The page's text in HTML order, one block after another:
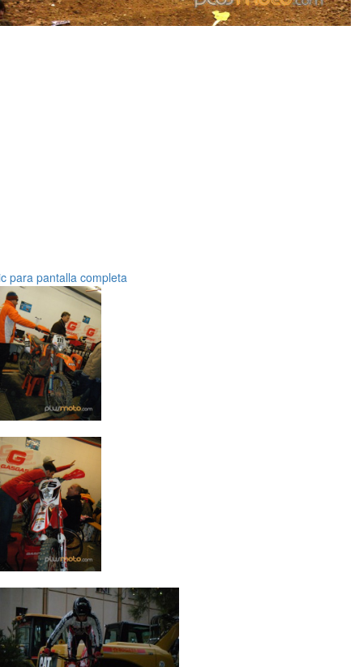
para pantalla completa